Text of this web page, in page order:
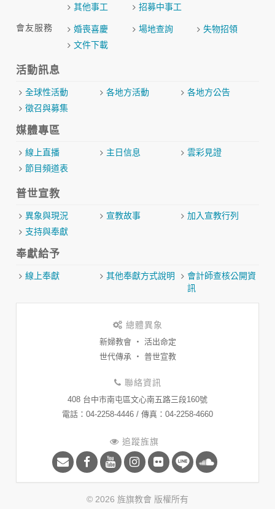
其他事工
招募中事工
會友服務 婚喪喜慶 場地查詢
失物招領
文件下載
活動訊息
全球性活動 各地方活動
各地方公告
徵召與募集
媒體專區
線上直播 主日信息
雲彩見證
節目頻道表
普世宣教
異象與現況 宣教故事
加入宣教行列
支持與奉獻
奉獻給予
線上奉獻 其他奉獻方式說明
會計師查核公開資
訊
總體異象
新婦教會 ‧ 活出命定
世代傳承 ‧ 普世宣教
聯絡資訊
408 台中市南屯區文心南五路三段160號
​電話：04-2258-4446 / 傳真：04-2258-4660
追蹤旌旗
© 2026 旌旗教會 版權所有